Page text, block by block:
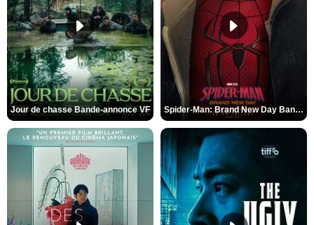
Jour de chasse Bande-annonce VF Spider-Man: Brand New Day Bande-annonce (3) VO STFR